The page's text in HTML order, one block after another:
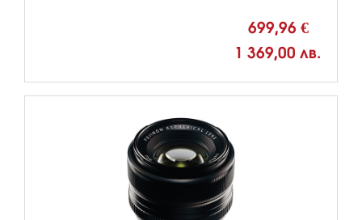
699,96 €
1 369,00 лв.